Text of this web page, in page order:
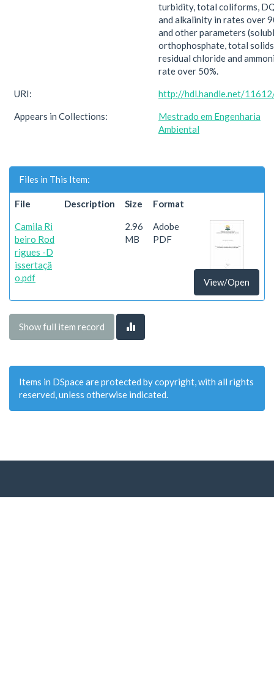
turbidity, total coliforms,
and alkalinity in rates over
and other parameters
orthophosphate, total
residual chloride and
rate over 50%.
URI: http://hdl.handle.net/
Appears in Collections:
Mestrado em Engenharia
Ambiental
Files in This Item:
File Description Size Format
Camila Ri
beiro Rod
rigues -D
issertaçã
o.pdf
2.96
MB
Adobe
PDF
View/Open
Show full item record
Items in DSpace are protected by copyright, with all rights
reserved, unless otherwise indicated.